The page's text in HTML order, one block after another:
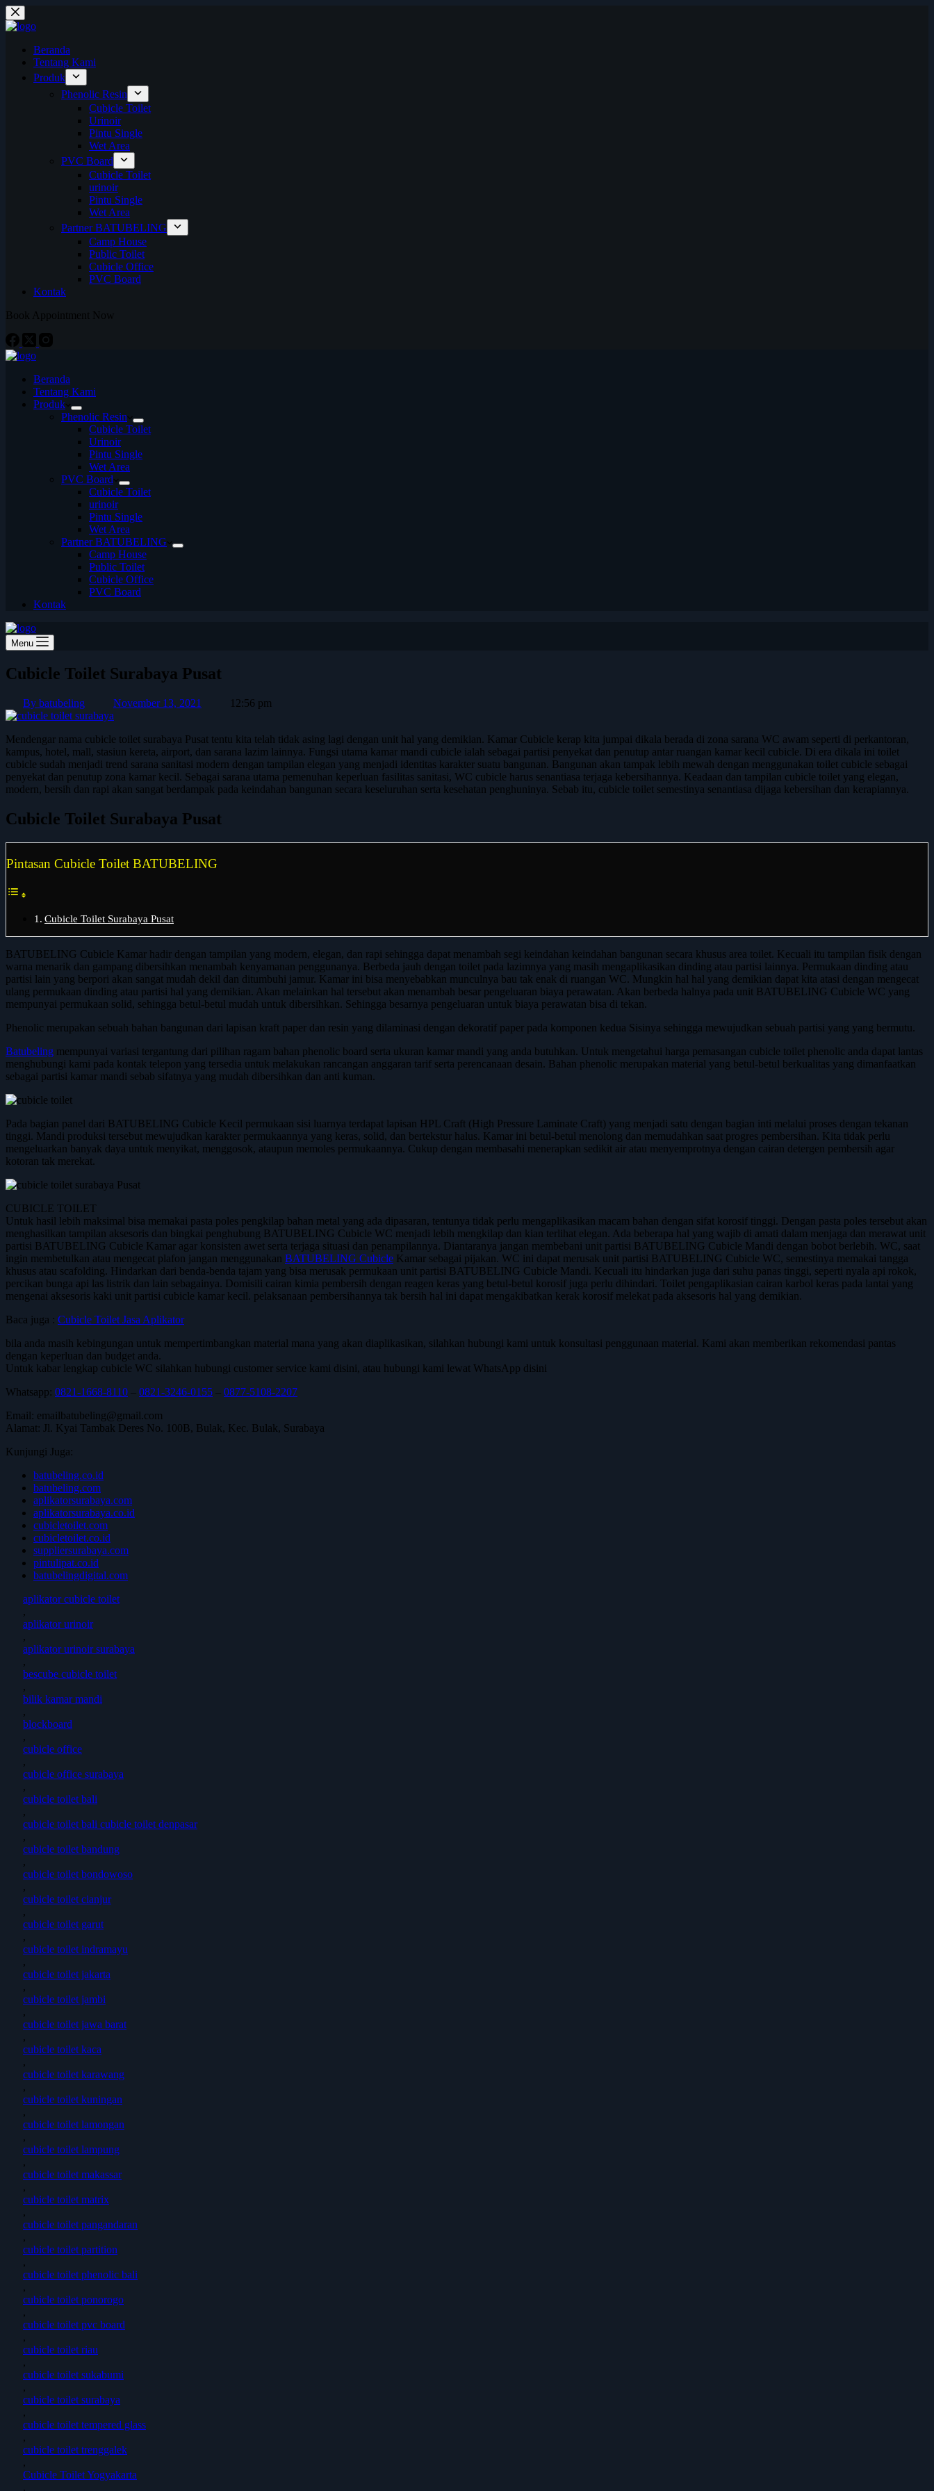
Skip
to
content
Beranda
Tentang Kami
Produk
Phenolic Resin
Cubicle Toilet
Urinoir
Pintu Single
Wet Area
PVC Board
Cubicle Toilet
urinoir
Pintu Single
Wet Area
Partner BATUBELING
Camp House
Public Toilet
Cubicle Office
PVC Board
Kontak
Book Appointment Now
Beranda
Tentang Kami
Produk
Phenolic Resin
Cubicle Toilet
Urinoir
Pintu Single
Wet Area
PVC Board
Cubicle Toilet
urinoir
Pintu Single
Wet Area
Partner BATUBELING
Camp House
Public Toilet
Cubicle Office
PVC Board
Kontak
Menu
Cubicle Toilet Surabaya Pusat
By batubeling November 13, 2021 12:56 pm
Mendengar nama cubicle toilet surabaya Pusat tentu kita telah tidak asing lagi dengan unit hal yang demikian. Kamar Cubicle kerap kita jumpai dikala berada di zona sarana WC awam seperti di perkantoran,
kampus, hotel, mall, stasiun kereta, airport, dan sarana lazim lainnya. Fungsi utama kamar mandi cubicle ialah sebagai partisi penyekat dan penutup antar ruangan kamar kecil cubicle. Di era dikala ini toilet
cubicle sudah menjadi trend sarana sanitasi modern dengan tampilan elegan yang menjadi identitas karakter suatu bangunan. Bangunan akan tampak lebih mewah dengan menggunakan toilet cubicle sebagai
penyekat dan penutup zona kamar kecil. Sebagai sarana utama pemenuhan keperluan fasilitas sanitasi, WC cubicle harus senantiasa terjaga kebersihannya. Keadaan dan tampilan cubicle toilet yang elegan,
modern, bersih dan rapi akan sangat berdampak pada keindahan bangunan secara keseluruhan serta kesehatan penghuninya. Sebab itu, cubicle toilet semestinya senantiasa dijaga kebersihan dan kerapiannya.
Cubicle Toilet Surabaya Pusat
Pintasan Cubicle Toilet BATUBELING
Cubicle Toilet Surabaya Pusat
BATUBELING Cubicle Kamar hadir dengan tampilan yang modern, elegan, dan rapi sehingga dapat menambah segi keindahan keindahan bangunan secara khusus area toilet. Kecuali itu tampilan fisik dengan
warna menarik dan gampang dibersihkan menambah kenyamanan penggunanya. Berbeda jauh dengan toilet pada lazimnya yang masih mengaplikasikan dinding atau partisi lainnya. Permukaan dinding atau
partisi lain yang berpori akan sangat mudah dekil dan ditumbuhi jamur. Kamar ini bisa menyebabkan munculnya bau tak enak di ruangan WC. Mungkin hal hal yang demikian dapat kita atasi dengan mengecat
ulang permukaan dinding atau partisi hal yang demikian. Akan melainkan hal tersebut akan menambah besar pengeluaran biaya perawatan. Akan berbeda halnya pada unit BATUBELING Cubicle WC yang
mempunyai permukaan solid, sehingga betul-betul mudah untuk dibersihkan. Sehingga besarnya pengeluaran untuk biaya perawatan bisa di tekan.
Phenolic merupakan sebuah bahan bangunan dari lapisan kraft paper dan resin yang dilaminasi dengan dekoratif paper pada komponen kedua Sisinya sehingga mewujudkan sebuah partisi yang yang bermutu.
Batubeling mempunyai variasi tergantung dari pilihan ragam bahan phenolic board serta ukuran kamar mandi yang anda butuhkan. Untuk mengetahui harga pemasangan cubicle toilet phenolic anda dapat lantas
menghubungi kami pada kontak telepon yang tersedia untuk melakukan rancangan anggaran tarif serta perencanaan desain. Bahan phenolic merupakan material yang betul-betul berkualitas yang dimanfaatkan
sebagai partisi kamar mandi sebab sifatnya yang mudah dibersihkan dan anti kuman.
Pada bagian panel dari BATUBELING Cubicle Kecil permukaan sisi luarnya terdapat lapisan HPL Craft (High Pressure Laminate Craft) yang menjadi satu dengan bagian inti melalui proses dengan tekanan
tinggi. Mandi produksi tersebut mewujudkan karakter permukaannya yang keras, solid, dan bertekstur halus. Kamar ini betul-betul menolong dan memudahkan saat progres pembersihan. Kita tidak perlu
mengeluarkan banyak daya untuk menyikat, menggosok, ataupun memoles permukaannya. Cukup dengan membasahi menerapkan sedikit air atau menyemprotnya dengan cairan detergen pembersih agar
kotoran tak merekat.
CUBICLE TOILET
Untuk hasil lebih maksimal bisa memakai pasta poles pengkilap bahan metal yang ada dipasaran, tentunya tidak perlu mengaplikasikan macam bahan dengan sifat korosif tinggi. Dengan pasta poles tersebut akan
menghasilkan tampilan aksesoris dan bingkai penghubung BATUBELING Cubicle WC menjadi lebih mengkilap dan kian terlihat elegan. Ada beberapa hal yang wajib di amati dalam menjaga dan merawat unit
partisi BATUBELING Cubicle Kamar agar konsisten awet serta terjaga situasi dan penampilannya. Diantaranya jangan membebani unit partisi BATUBELING Cubicle Mandi dengan bobot berlebih. WC, saat
ingin membetulkan atau mengecat plafon jangan menggunakan BATUBELING Cubicle Kamar sebagai pijakan. WC ini dapat merusak unit partisi BATUBELING Cubicle WC, semestinya memakai tangga
khusus atau scafolding. Hindarkan dari benda-benda tajam yang bisa merusak permukaan unit partisi BATUBELING Cubicle Mandi. Kecuali itu hindarkan juga dari suhu panas tinggi, seperti nyala api rokok,
percikan bunga api las listrik dan lain sebagainya. Domisili cairan kimia pembersih dengan reagen keras yang betul-betul korosif juga perlu dihindari. Toilet pengaplikasian cairan karbol keras pada lantai yang
mengenai aksesoris kaki unit partisi cubicle kamar kecil. pelaksanaan pembersihannya tak bersih hal ini dapat mengakibatkan kerak korosif melekat pada aksesoris hal yang demikian.
Baca juga : Cubicle Toilet Jasa Aplikator
bila anda masih kebingungan untuk mempertimbangkan material mana yang akan diaplikasikan, silahkan hubungi kami untuk konsultasi penggunaan material. Kami akan memberikan rekomendasi pantas
dengan keperluan dan budget anda.
Untuk kabar lengkap cubicle WC silahkan hubungi customer service kami disini, atau hubungi kami lewat WhatsApp disini
Whatsapp: 0821-1668-8110 – 0821-3246-0155 – 0877-5108-2207
Email: emailbatubeling@gmail.com
Alamat: Jl. Kyai Tambak Deres No. 100B, Bulak, Kec. Bulak, Surabaya
Kunjungi Juga:
batubeling.co.id
batubeling.com
aplikatorsurabaya.com
aplikatorsurabaya.co.id
cubicletoilet.com
cubicletoilet.co.id
suppliersurabaya.com
pintulipat.co.id
batubelingdigital.com
aplikator cubicle toilet
,
aplikator urinoir
,
aplikator urinoir surabaya
,
bescube cubicle toilet
,
bilik kamar mandi
,
blockboard
,
cubicle office
,
cubicle office surabaya
,
cubicle toilet bali
,
cubicle toilet bali cubicle toilet denpasar
,
cubicle toilet bandung
,
cubicle toilet bondowoso
,
cubicle toilet cianjur
,
cubicle toilet garut
,
cubicle toilet indramayu
,
cubicle toilet jakarta
,
cubicle toilet jambi
,
cubicle toilet jawa barat
,
cubicle toilet kaca
,
cubicle toilet karawang
,
cubicle toilet kuningan
,
cubicle toilet lamongan
,
cubicle toilet lampung
,
cubicle toilet makassar
,
cubicle toilet matrix
,
cubicle toilet pangandaran
,
cubicle toilet partition
,
cubicle toilet phenolic bali
,
cubicle toilet ponorogo
,
cubicle toilet pvc board
,
cubicle toilet riau
,
cubicle toilet sukabumi
,
cubicle toilet surabaya
,
cubicle toilet tempered glass
,
cubicle toilet trenggalek
,
Cubicle Toilet Yogyakarta
,